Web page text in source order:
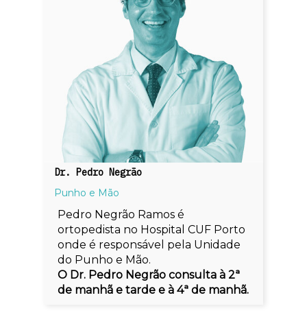
Dr. Pedro Negrão
Punho e Mão
Pedro Negrão Ramos é
ortopedista no Hospital CUF Porto
onde é responsável pela Unidade
do Punho e Mão.
O Dr. Pedro Negrão consulta à 2ª
de manhã e tarde e à 4ª de manhã.